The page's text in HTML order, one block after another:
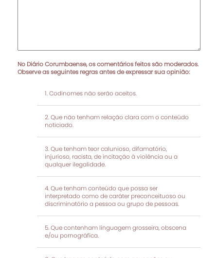
No Diário Corumbaense, os comentários feitos são moderados.
Observe as seguintes regras antes de expressar sua opinião:
Codinomes não serão aceitos.
Que não tenham relação clara com o conteúdo
noticiado.
Que tenham teor calunioso, difamatório,
injurioso, racista, de incitação à violência ou a
qualquer ilegalidade.
Que tenham conteúdo que possa ser
interpretado como de caráter preconceituoso ou
discriminatório a pessoa ou grupo de pessoas.
Que contenham linguagem grosseira, obscena
e/ou pornográfica.